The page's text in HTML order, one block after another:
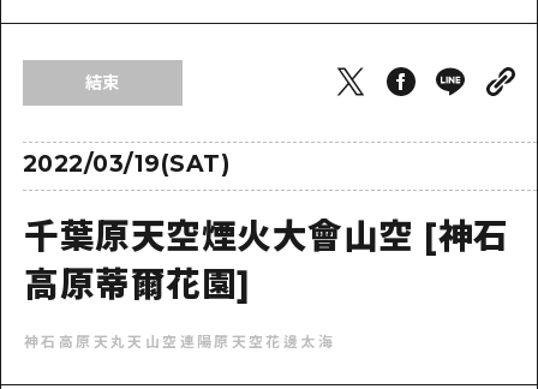
夜晚生活
世界遺產
學習·體驗
歷史·文化
治癒
自然
美北
東山口
短途旅行
半天
東山口
愛媛
島根
存取
輔助流量摘要
設施擁堵
行李寄存及運送服務
廣島好客通行證
廣島免費 Wi-Fi
HOME
結束
2022/03/19(SAT)
千葉原天空煙火大會山空 [神石
高原蒂爾花園]
神石高原天丸天山空連陽原天空花邊太海